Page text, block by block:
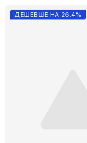
ДЕШЕВШЕ НА 26.4%